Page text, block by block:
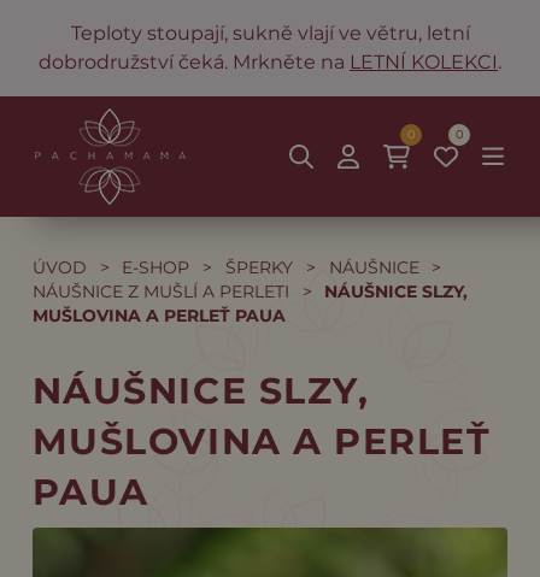
Teploty stoupají, sukně vlají ve větru, letní
dobrodružství čeká. Mrkněte na LETNÍ KOLEKCI.
0
0
ÚVOD > E-SHOP > ŠPERKY > NÁUŠNICE
>
NÁUŠNICE Z MUŠLÍ A PERLETI
>
NÁUŠNICE SLZY,
MUŠLOVINA A PERLEŤ PAUA
NÁUŠNICE SLZY,
MUŠLOVINA A PERLEŤ
PAUA